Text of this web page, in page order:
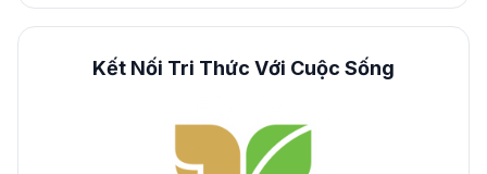
Kết Nối Tri Thức Với Cuộc Sống